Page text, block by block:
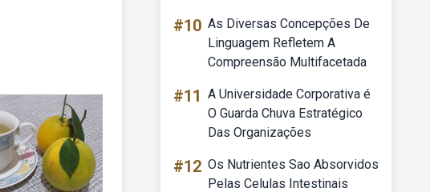
#10 As Diversas Concepções De
Linguagem Refletem A
Compreensão Multifacetada
#11 A Universidade Corporativa é
O Guarda Chuva Estratégico
Das Organizações
#12 Os Nutrientes Sao Absorvidos
Pelas Celulas Intestinais